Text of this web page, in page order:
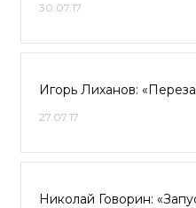
30.07.17
Игорь Лиханов:
27.07.17
Николай Говорин: